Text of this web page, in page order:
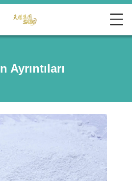
Ayrıntıları